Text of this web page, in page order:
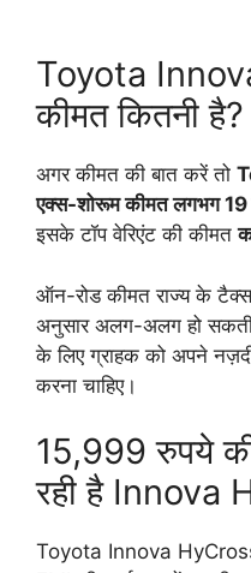
Toyota
कीमत कितनी है?
अगर कीमत की बात करें तो
एक्स-शोरूम कीमत लगभग 19
इसके टॉप वेरिएंट की कीमत
ऑन-रोड कीमत राज्य के
अनुसार अलग-अलग हो
के लिए ग्राहक को अपने
करना चाहिए।
15,999 रुपये
रही है Innova
Toyota Innova